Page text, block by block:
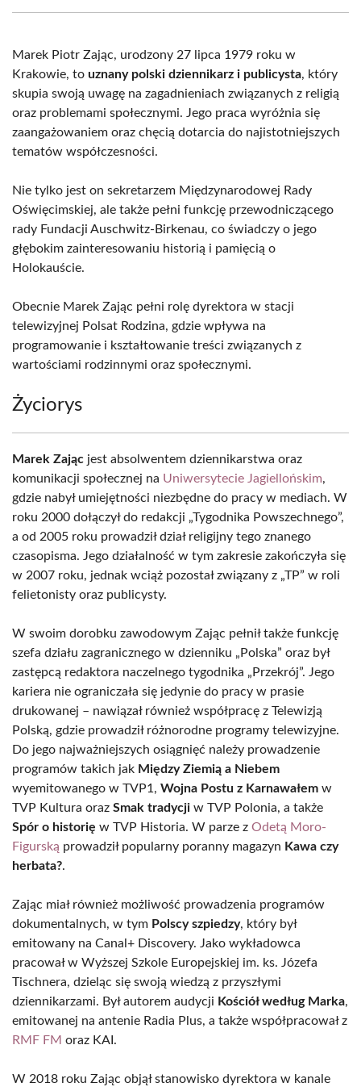
(Twitter)
Marek Piotr Zając, urodzony 27 lipca 1979 roku w
Krakowie, to uznany polski dziennikarz i publicysta, który
skupia swoją uwagę na zagadnieniach związanych z religią
oraz problemami społecznymi. Jego praca wyróżnia się
zaangażowaniem oraz chęcią dotarcia do najistotniejszych
tematów współczesności.
Nie tylko jest on sekretarzem Międzynarodowej Rady
Oświęcimskiej, ale także pełni funkcję przewodniczącego
rady Fundacji Auschwitz-Birkenau, co świadczy o jego
głębokim zainteresowaniu historią i pamięcią o
Holokauście.
Obecnie Marek Zając pełni rolę dyrektora w stacji
telewizyjnej Polsat Rodzina, gdzie wpływa na
programowanie i kształtowanie treści związanych z
wartościami rodzinnymi oraz społecznymi.
Życiorys
Marek Zając jest absolwentem dziennikarstwa oraz
komunikacji społecznej na Uniwersytecie Jagiellońskim,
gdzie nabył umiejętności niezbędne do pracy w mediach. W
roku 2000 dołączył do redakcji „Tygodnika Powszechnego”,
a od 2005 roku prowadził dział religijny tego znanego
czasopisma. Jego działalność w tym zakresie zakończyła się
w 2007 roku, jednak wciąż pozostał związany z „TP” w roli
felietonisty oraz publicysty.
W swoim dorobku zawodowym Zając pełnił także funkcję
szefa działu zagranicznego w dzienniku „Polska” oraz był
zastępcą redaktora naczelnego tygodnika „Przekrój”. Jego
kariera nie ograniczała się jedynie do pracy w prasie
drukowanej – nawiązał również współpracę z Telewizją
Polską, gdzie prowadził różnorodne programy telewizyjne.
Do jego najważniejszych osiągnięć należy prowadzenie
programów takich jak Między Ziemią a Niebem
wyemitowanego w TVP1, Wojna Postu z Karnawałem w
TVP Kultura oraz Smak tradycji w TVP Polonia, a także
Spór o historię w TVP Historia. W parze z Odetą Moro-
Figurską prowadził popularny poranny magazyn Kawa czy
herbata?.
Zając miał również możliwość prowadzenia programów
dokumentalnych, w tym Polscy szpiedzy, który był
emitowany na Canal+ Discovery. Jako wykładowca
pracował w Wyższej Szkole Europejskiej im. ks. Józefa
Tischnera, dzieląc się swoją wiedzą z przyszłymi
dziennikarzami. Był autorem audycji Kościół według Marka,
emitowanej na antenie Radia Plus, a także współpracował z
RMF FM oraz KAI.
W 2018 roku Zając objął stanowisko dyrektora w kanale